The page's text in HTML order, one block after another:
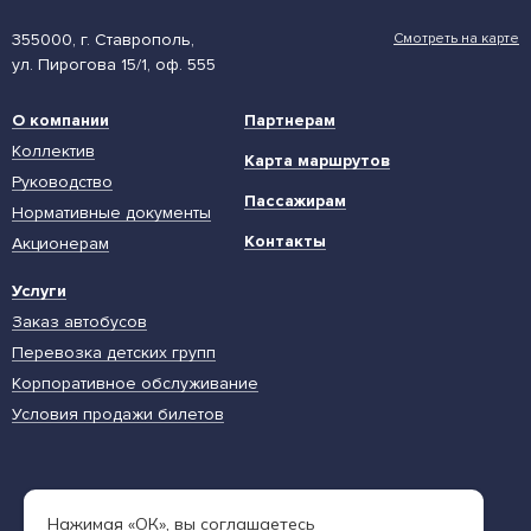
355000, г. Ставрополь,
ул. Пирогова 15/1, оф. 555
Смотреть на карте
О компании
Коллектив
Руководство
Нормативные документы
Акционерам
Услуги
Заказ автобусов
Перевозка детских групп
Корпоративное обслуживание
Условия продажи билетов
Партнерам
Карта маршрутов
Пассажирам
Контакты
Нажимая «ОК», вы соглашаетесь